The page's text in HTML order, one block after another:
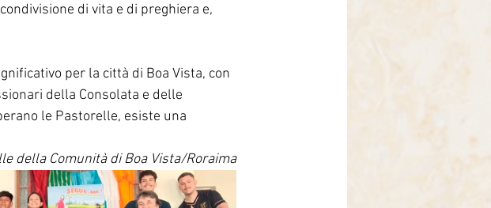
di vita e di preghiera e,
per la città di Boa Vista, con
della Consolata e delle
le Pastorelle, esiste una
della Comunità di Boa Vista/Roraima